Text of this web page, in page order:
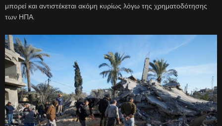
μπορεί και αντιστέκεται ακόμη κυρίως λόγω της χρηματοδότησης
των ΗΠΑ.